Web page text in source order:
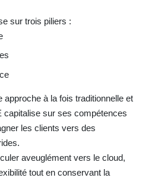
sur trois piliers :
approche à la fois traditionnelle et
capitalise sur ses compétences
les clients vers des
aveuglément vers le cloud,
tout en conservant la